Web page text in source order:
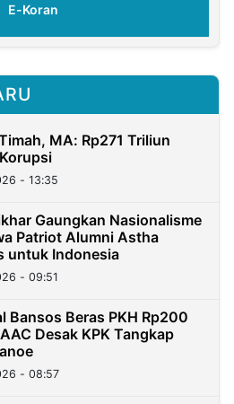
E-Koran
MA: Rp271 Triliun
- 13:35
Gaungkan Nasionalisme
Patriot Alumni Astha
untuk Indonesia
- 09:51
Bansos Beras PKH Rp200
Desak KPK Tangkap
- 08:57